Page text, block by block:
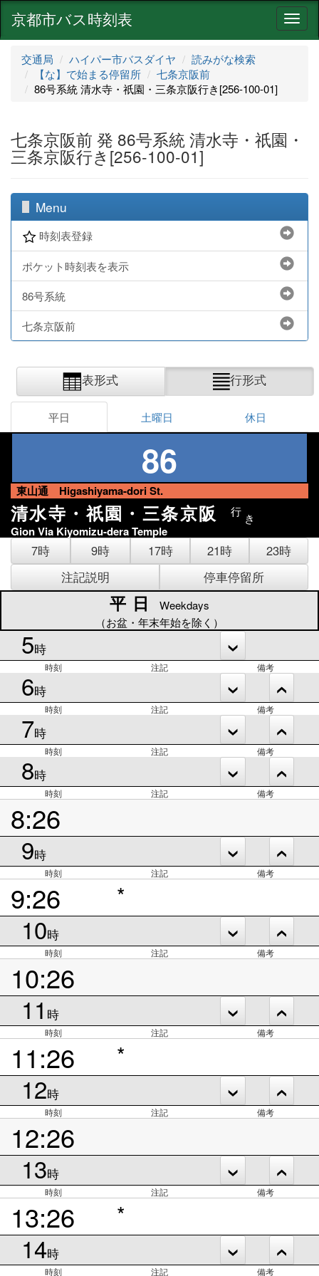
ナ
ビ
京都市バス時刻表
交通局 ハイパー市バスダイヤ
読みがな検索
【な】で始まる停留所
七条京阪前
86号系統 清水寺・祇園・三条京阪行き[256-100-01]
七条京阪前 発 86号系統 清水寺・祇園・
三条京阪行き[256-100-01]
Menu
時刻表登録
ポケット時刻表を表示
86号系統
七条京阪前
表形式 行形式
平日 土曜日 休日
86
東山通 Higashiyama-dori St.
清水寺・祇園・三条京阪 行 き
Gion Via Kiyomizu-dera Temple
7時 9時 17時 21時
23時
注記説明
停車停留所
平日
Weekdays
（お盆・年末年始を除く）
5時
時刻 注記 備考
6時
時刻 注記 備考
7時
時刻 注記 備考
8時
時刻 注記 備考
8:26
9時
時刻 注記 備考
9:26 *
10時
時刻 注記 備考
10:26
11 時
時刻 注記 備考
11:26 *
12時
時刻 注記 備考
12:26
13時
時刻 注記 備考
13:26 *
14時
時刻 注記 備考